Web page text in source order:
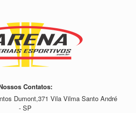
Contatos:
Dumont,371 Vila Vilma Santo André
- SP